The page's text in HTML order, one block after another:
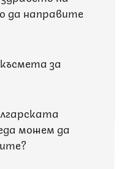
да направите
за
можем да